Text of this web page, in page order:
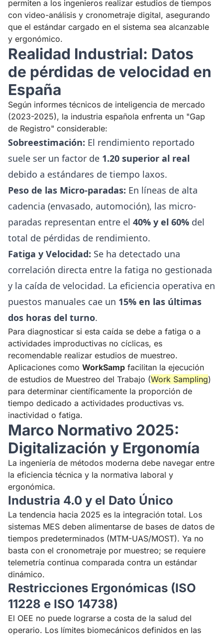
permiten a los ingenieros realizar estudios de tiempos
con video-análisis y cronometraje digital, asegurando
que el estándar cargado en el sistema sea alcanzable
y ergonómico.
Realidad Industrial: Datos
de pérdidas de velocidad en
España
Según informes técnicos de inteligencia de mercado
(2023-2025), la industria española enfrenta un "Gap
de Registro" considerable:
Sobreestimación: El rendimiento reportado
suele ser un factor de 1.20 superior al real
debido a estándares de tiempo laxos.
Peso de las Micro-paradas: En líneas de alta
cadencia (envasado, automoción), las micro-
paradas representan entre el 40% y el 60% del
total de pérdidas de rendimiento.
Fatiga y Velocidad: Se ha detectado una
correlación directa entre la fatiga no gestionada
y la caída de velocidad. La eficiencia operativa en
puestos manuales cae un 15% en las últimas
dos horas del turno.
Para diagnosticar si esta caída se debe a fatiga o a
actividades improductivas no cíclicas, es
recomendable realizar estudios de muestreo.
Aplicaciones como WorkSamp facilitan la ejecución
de estudios de Muestreo del Trabajo (Work Sampling)
para determinar científicamente la proporción de
tiempo dedicado a actividades productivas vs.
inactividad o fatiga.
Marco Normativo 2025:
Digitalización y Ergonomía
La ingeniería de métodos moderna debe navegar entre
la eficiencia técnica y la normativa laboral y
ergonómica.
Industria 4.0 y el Dato Único
La tendencia hacia 2025 es la integración total. Los
sistemas MES deben alimentarse de bases de datos de
tiempos predeterminados (MTM-UAS/MOST). Ya no
basta con el cronometraje por muestreo; se requiere
telemetría continua comparada contra un estándar
dinámico.
Restricciones Ergonómicas (ISO
11228 e ISO 14738)
El OEE no puede lograrse a costa de la salud del
operario. Los límites biomecánicos definidos en las